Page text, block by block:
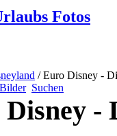
Fotos
/ Euro Disney -
Suchen
-